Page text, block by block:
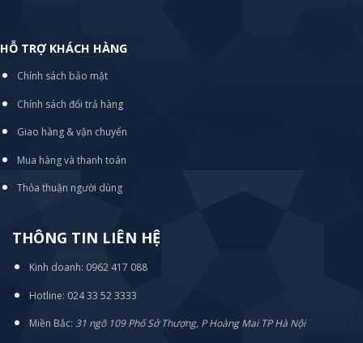
HỖ TRỢ KHÁCH HÀNG
Chính sách bảo mật
Chính sách đổi trả hàng
Giao hàng & vận chuyển
Mua hàng và thanh toán
Thỏa thuận người dùng
THÔNG TIN LIÊN HỆ
Kinh doanh: 0962 417 088
Hotline: 024 33 52 3333
Miền Bắc: 31 ngõ 109 Phố Sở Thượng, P Hoàng Mai TP Hà Nội